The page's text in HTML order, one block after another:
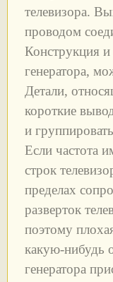
телевизора.
проводом
Конструкция
генератора,
Детали,
короткие
и
Если частота
строк
пределах
разверток
поэтому
какую-нибудь
генератора